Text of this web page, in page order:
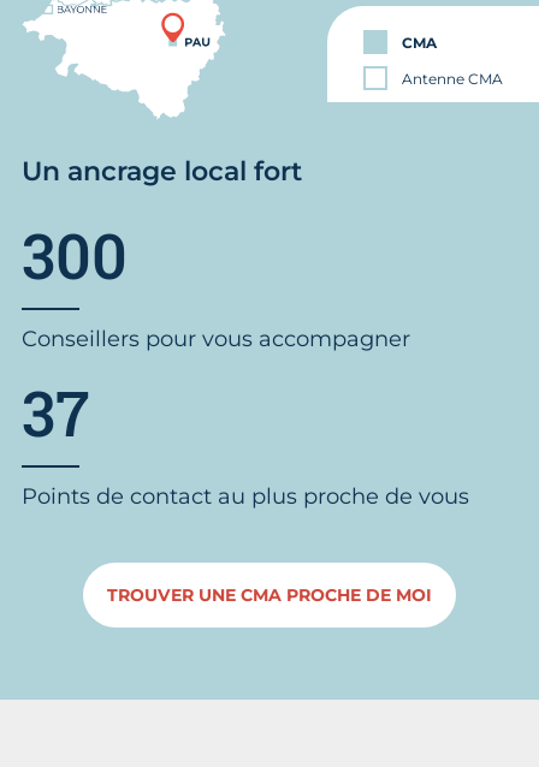
CMA
Antenne CMA
Un ancrage local fort
300
Conseillers pour vous accompagner
37
Points de contact au plus proche de vous
TROUVER UNE CMA PROCHE DE MOI